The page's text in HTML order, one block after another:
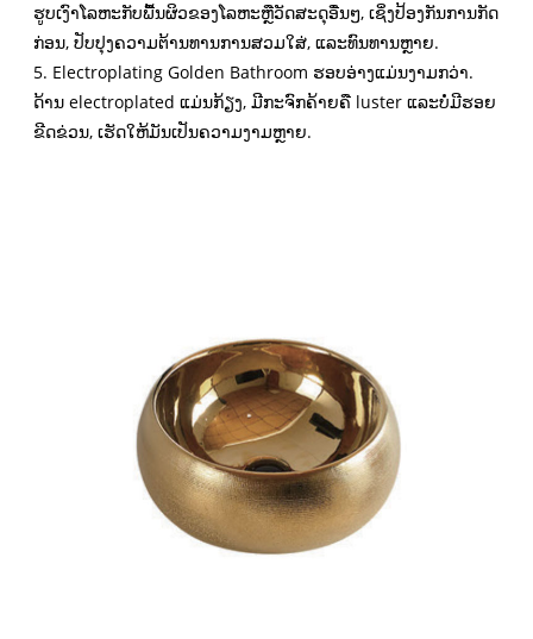
ຮູບເງົາໂລຫະກັບພື້ນຜິວຂອງໂລຫະຫຼືວັດສະດຸອື່ນໆ, ເຊິ່ງປ້ອງກັນການກັດ
ກ່ອນ, ປັບປຸງຄວາມຕ້ານທານການສວມໃສ່, ແລະທົນທານຫຼາຍ.
5. Electroplating Golden Bathroom ຮອບອ່າງແມ່ນງາມກວ່າ.
ດ້ານ electroplated ແມ່ນກ້ຽງ, ມີກະຈົກຄ້າຍຄື luster ແລະບໍ່ມີຮອຍ
ຂີດຂ່ວນ, ເຮັດໃຫ້ມັນເປັນຄວາມງາມຫຼາຍ.